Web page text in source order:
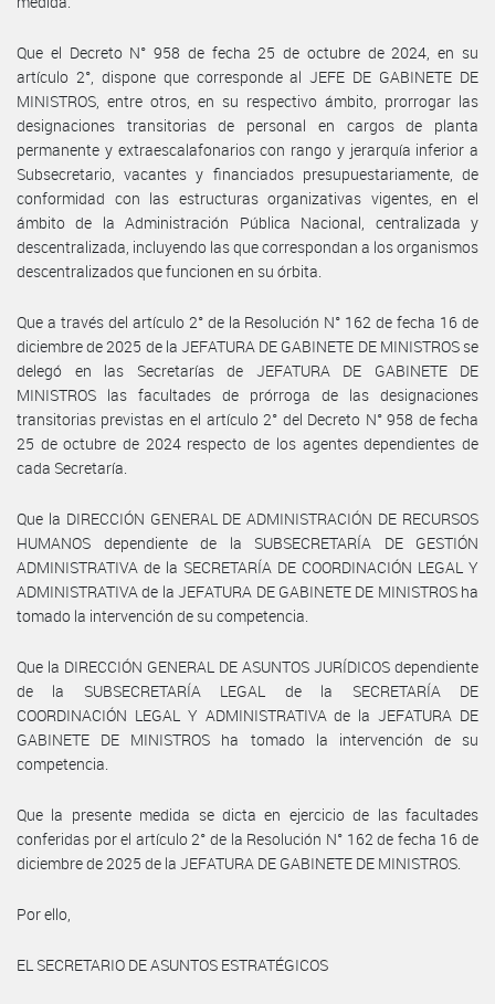
Que el Decreto N° 958 de fecha 25 de octubre de 2024, en su
artículo 2°, dispone que corresponde al JEFE DE GABINETE DE
MINISTROS, entre otros, en su respectivo ámbito, prorrogar las
designaciones transitorias de personal en cargos de planta
permanente y extraescalafonarios con rango y jerarquía inferior a
Subsecretario, vacantes y financiados presupuestariamente, de
conformidad con las estructuras organizativas vigentes, en el
ámbito de la Administración Pública Nacional, centralizada y
descentralizada, incluyendo las que correspondan a los organismos
descentralizados que funcionen en su órbita.
Que a través del artículo 2° de la Resolución N° 162 de fecha 16 de
diciembre de 2025 de la JEFATURA DE GABINETE DE MINISTROS se
delegó en las Secretarías de JEFATURA DE GABINETE DE
MINISTROS las facultades de prórroga de las designaciones
transitorias previstas en el artículo 2° del Decreto N° 958 de fecha
25 de octubre de 2024 respecto de los agentes dependientes de
cada Secretaría.
Que la DIRECCIÓN GENERAL DE ADMINISTRACIÓN DE RECURSOS
HUMANOS dependiente de la SUBSECRETARÍA DE GESTIÓN
ADMINISTRATIVA de la SECRETARÍA DE COORDINACIÓN LEGAL Y
ADMINISTRATIVA de la JEFATURA DE GABINETE DE MINISTROS ha
tomado la intervención de su competencia.
Que la DIRECCIÓN GENERAL DE ASUNTOS JURÍDICOS dependiente
de la SUBSECRETARÍA LEGAL de la SECRETARÍA DE
COORDINACIÓN LEGAL Y ADMINISTRATIVA de la JEFATURA DE
GABINETE DE MINISTROS ha tomado la intervención de su
competencia.
Que la presente medida se dicta en ejercicio de las facultades
conferidas por el artículo 2° de la Resolución N° 162 de fecha 16 de
diciembre de 2025 de la JEFATURA DE GABINETE DE MINISTROS.
Por ello,
EL SECRETARIO DE ASUNTOS ESTRATÉGICOS